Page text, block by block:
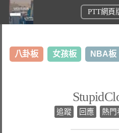
PTT網頁
八卦板 女孩板 NBA板
追蹤 回應 熱門